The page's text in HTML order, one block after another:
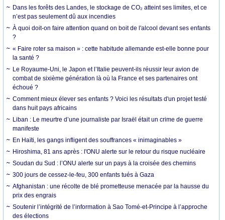
Dans les forêts des Landes, le stockage de CO₂ atteint ses limites, et ce
n’est pas seulement dû aux incendies
À quoi doit-on faire attention quand on boit de l'alcool devant ses enfants
?
« Faire roter sa maison » : cette habitude allemande est-elle bonne pour
la santé ?
Le Royaume-Uni, le Japon et l’Italie peuvent-ils réussir leur avion de
combat de sixième génération là où la France et ses partenaires ont
échoué ?
Comment mieux élever ses enfants ? Voici les résultats d'un projet testé
dans huit pays africains
Liban : Le meurtre d’une journaliste par Israël était un crime de guerre
manifeste
En Haïti, les gangs infligent des souffrances « inimaginables »
Hiroshima, 81 ans après : l'ONU alerte sur le retour du risque nucléaire
Soudan du Sud : l’ONU alerte sur un pays à la croisée des chemins
300 jours de cessez-le-feu, 300 enfants tués à Gaza
Afghanistan : une récolte de blé prometteuse menacée par la hausse du
prix des engrais
Soutenir l’intégrité de l’information à Sao Tomé-et-Principe à l’approche
des élections